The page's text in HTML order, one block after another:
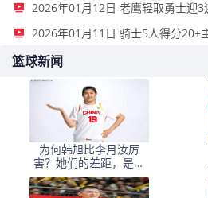
篮球新闻
为何韩旭比李月汝厉
害？她们的差距，是张
子宇选秀顺位暴跌的原
因